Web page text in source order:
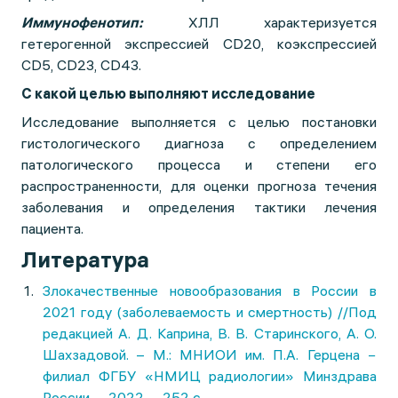
Иммунофенотип:ХЛЛ характеризуется
гетерогенной экспрессией CD20, коэкспрессией
CD5, CD23, CD43.
С какой целью выполняют исследование
Исследование выполняется с целью постановки
гистологического диагноза с определением
патологического процесса и степени его
распространенности, для оценки прогноза течения
заболевания и определения тактики лечения
пациента.
Литература
Злокачественные новообразования в России в
2021 году (заболеваемость и смертность) //Под
редакцией А. Д. Каприна, В. В. Старинского, А. О.
Шахзадовой. – М.: МНИОИ им. П.А. Герцена −
филиал ФГБУ «НМИЦ радиологии» Минздрава